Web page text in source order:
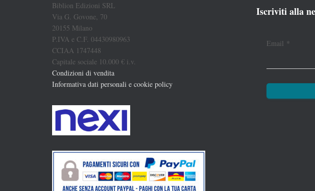
Biblion Edizioni SRL
Via G. Govone, 70
20155 Milano
P.IVA e C.F. 04430980963
CCIAA 1747448
Capitale sociale 10.000 € i.v.
Condizioni di vendita
Informativa dati personali e cookie policy
Iscriviti alla
Email *